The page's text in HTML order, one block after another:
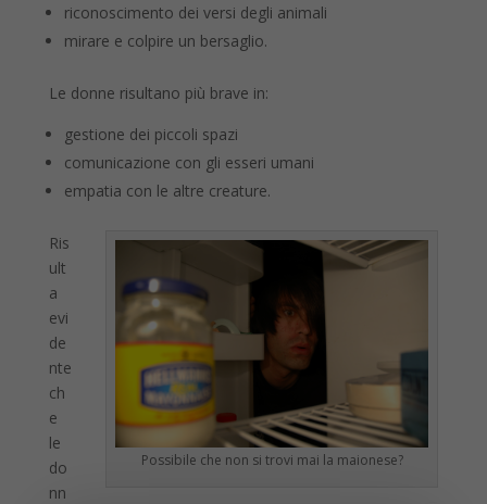
riconoscimento dei versi degli animali
mirare e colpire un bersaglio.
Le donne risultano più brave in:
gestione dei piccoli spazi
comunicazione con gli esseri umani
empatia con le altre creature.
Possibile che non si trovi mai la maionese?
Ris
ult
a
evi
de
nte
ch
e
le
do
nn